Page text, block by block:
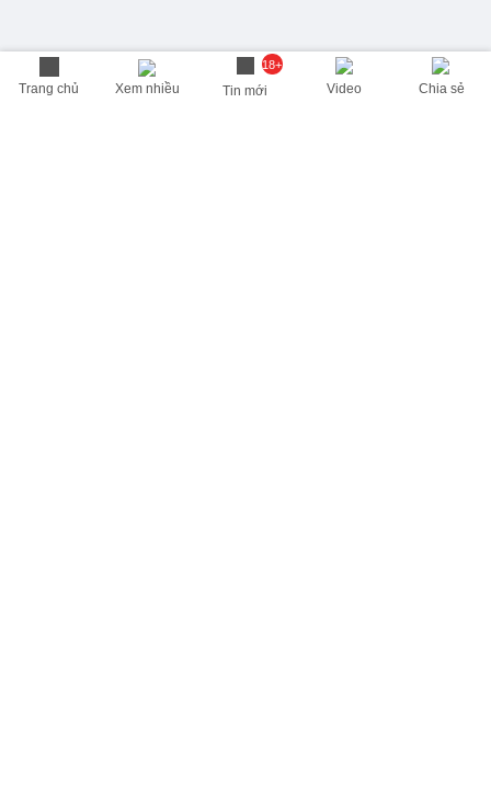
Trang chủ Xem nhiều
18+
Tin mới Video Chia sẻ